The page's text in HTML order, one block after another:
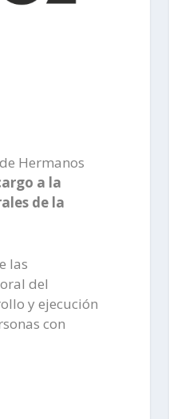
Hermanos
a la
de la
las
del
y ejecución
con